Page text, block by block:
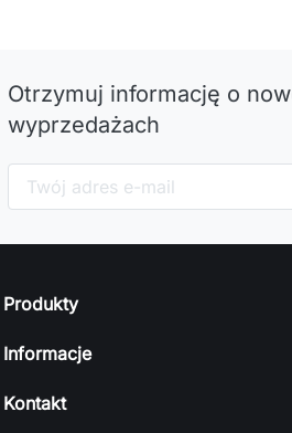
Otrzymuj informację o
wyprzedażach
Produkty
Informacje
Kontakt